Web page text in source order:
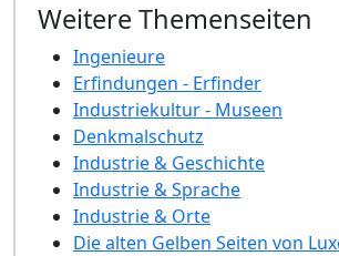
Weitere Themenseiten
Ingenieure
Erfindungen - Erfinder
Industriekultur - Museen
Denkmalschutz
Industrie & Geschichte
Industrie & Sprache
Industrie & Orte
Die alten Gelben Seiten von